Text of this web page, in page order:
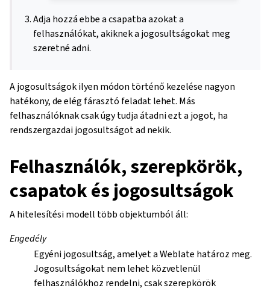
Adja hozzá ebbe a csapatba azokat a
felhasználókat, akiknek a jogosultságokat meg
szeretné adni.
A jogosultságok ilyen módon történő kezelése nagyon
hatékony, de elég fárasztó feladat lehet. Más
felhasználóknak csak úgy tudja átadni ezt a jogot, ha
rendszergazdai jogosultságot ad nekik.
Felhasználók, szerepkörök,
csapatok és jogosultságok
A hitelesítési modell több objektumból áll:
Engedély
Egyéni jogosultság, amelyet a Weblate határoz meg.
Jogosultságokat nem lehet közvetlenül
felhasználókhoz rendelni, csak szerepkörök